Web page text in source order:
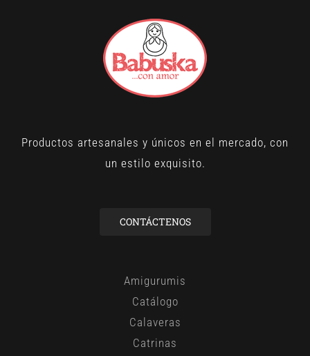
Productos artesanales y únicos en el mercado, con
un estilo exquisito.
CONTÁCTENOS
Amigurumis
Catálogo
Calaveras
Catrinas